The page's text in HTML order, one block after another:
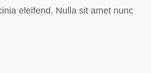
eleifend. Nulla sit amet nunc